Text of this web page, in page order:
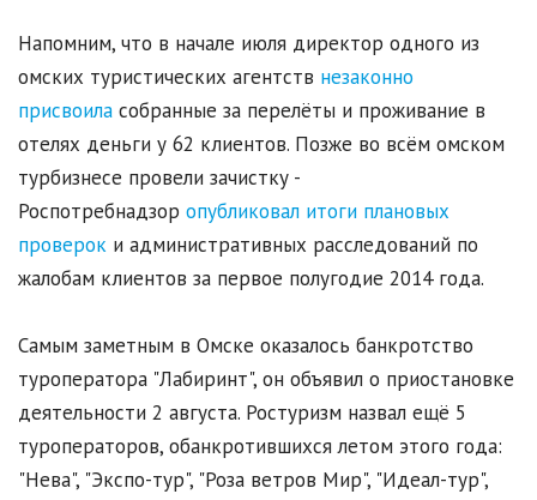
Напомним, что в начале июля директор одного из
омских туристических агентств незаконно
присвоила собранные за перелёты и проживание в
отелях деньги у 62 клиентов. Позже во всём омском
турбизнесе провели зачистку -
Роспотребнадзор опубликовал итоги плановых
проверок и административных расследований по
жалобам клиентов за первое полугодие 2014 года.
Самым заметным в Омске оказалось банкротство
туроператора "Лабиринт", он объявил о приостановке
деятельности 2 августа. Ростуризм назвал ещё 5
туроператоров, обанкротившихся летом этого года:
"Нева", "Экспо-тур", "Роза ветров Мир", "Идеал-тур",